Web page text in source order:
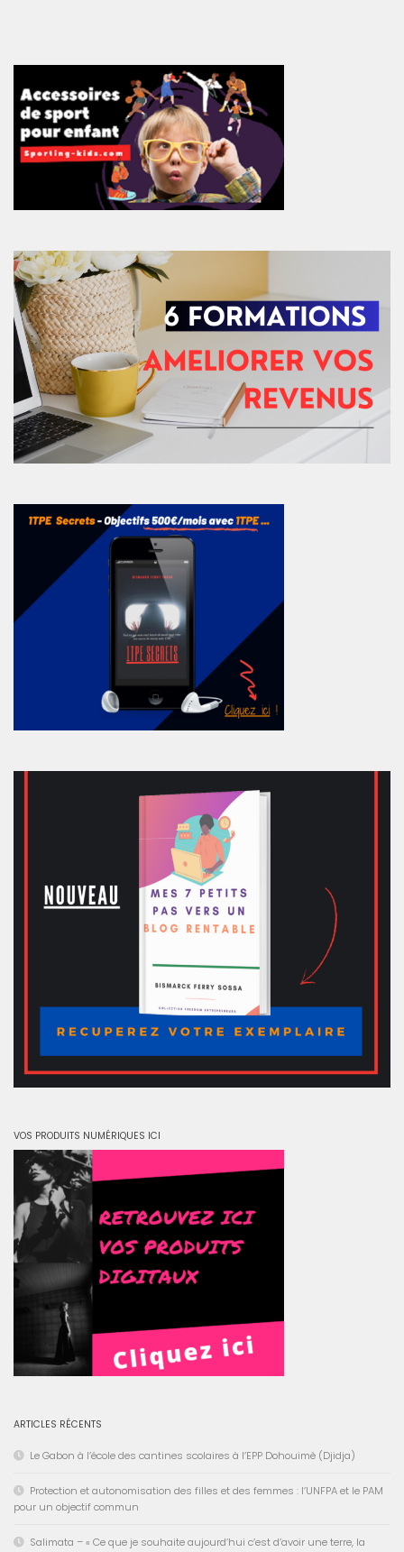
VOS PRODUITS NUMÉRIQUES ICI
ARTICLES RÉCENTS
Le Gabon à l’école des cantines scolaires à l’EPP Dohouimè (Djidja)
Protection et autonomisation des filles et des femmes : l’UNFPA et le PAM
pour un objectif commun
Salimata – « Ce que je souhaite aujourd’hui c’est d’avoir une terre, la